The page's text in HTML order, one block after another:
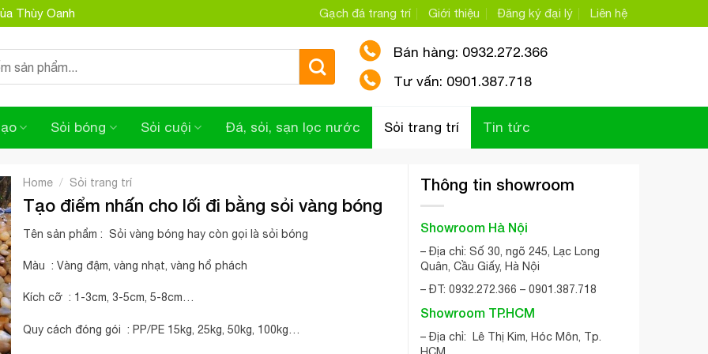
Thùy Oanh Gạch đá trang trí Giới thiệu Đăng ký đại lý Liên hệ
Bán hàng: 0932.272.366
Tư vấn: 0901.387.718
Sỏi bóng Sỏi cuội Đá, sỏi, sạn lọc nước Sỏi trang trí Tin tức
Home / Sỏi trang trí
Tạo điểm nhấn cho lối đi bằng sỏi vàng bóng
Tên sản phẩm : Sỏi vàng bóng hay còn gọi là sỏi bóng
Màu : Vàng đậm, vàng nhạt, vàng hổ phách
Kích cỡ : 1-3cm, 3-5cm, 5-8cm…
Quy cách đóng gói : PP/PE 15kg, 25kg, 50kg, 100kg…
Thông tin showroom
Showroom Hà Nội
– Địa chỉ: Số 30, ngõ 245, Lạc Long
Quân, Cầu Giấy, Hà Nội
– ĐT: 0932.272.366 – 0901.387.718
Showroom TP.HCM
– Địa chỉ: Lê Thị Kim, Hóc Môn, Tp.
HCM